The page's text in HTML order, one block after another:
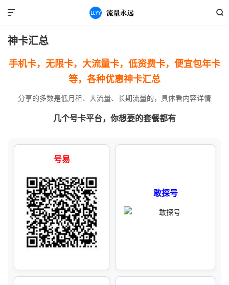


神卡汇总
手机卡，无限卡，大流量卡，低资费卡，便宜包年卡
等，各种优惠神卡汇总
分享的多数是低月租、大流量、长期流量的，具体看内容详情
几个号卡平台，你想要的套餐都有
号易
敢探号